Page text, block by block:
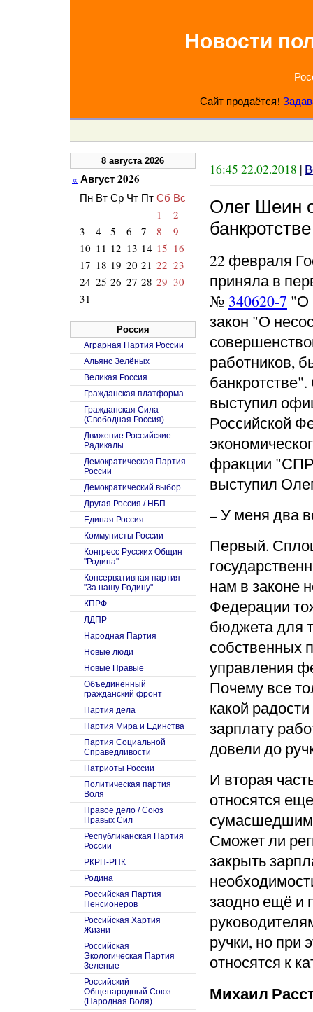
Новости
Сайт продаётся!
16:45 22.02.2018 |
Олег Шеин
22 февраля
приняла в
№ 340620-7 "О
закон "О
работников,
выступил
Российской
фракции
выступил
– У меня два
Первый.
нам в законе
Федерации
бюджета для
собственных
управления
Почему все
какой
зарплату
довели до
И вторая
относятся
Сможет ли
закрыть зар
необход
заодно ещё и
ручки, но при
относятся к
Михаил
8 августа 2026
« Август 2026
Пн Вт Ср Чт Пт Сб Вс
1
2
3
4 5 6 7 8
9
10 11 12 13 14 15 16
17 18 19 20 21 22 23
24 25 26 27 28 29 30
31
Россия
Аграрная Партия России
Альянс Зелёных
Великая Россия
Гражданская платформа
Гражданская Сила
(Свободная Россия)
Движение Российские
Радикалы
Демократическая Партия
России
Демократический выбор
Другая Россия / НБП
Единая Россия
Коммунисты России
Конгресс Русских Общин
"Родина"
Консервативная партия
"За нашу Родину"
КПРФ
ЛДПР
Народная Партия
Новые люди
Новые Правые
Объединённый
гражданский фронт
Партия дела
Партия Мира и Единства
Партия Социальной
Справедливости
Патриоты России
Политическая партия
Воля
Правое дело / Союз
Правых Сил
Республиканская Партия
России
РКРП-РПК
Родина
Российская Партия
Пенсионеров
Российская Хартия
Жизни
Российская
Экологическая Партия
Зеленые
Российский
Общенародный Союз
(Народная Воля)